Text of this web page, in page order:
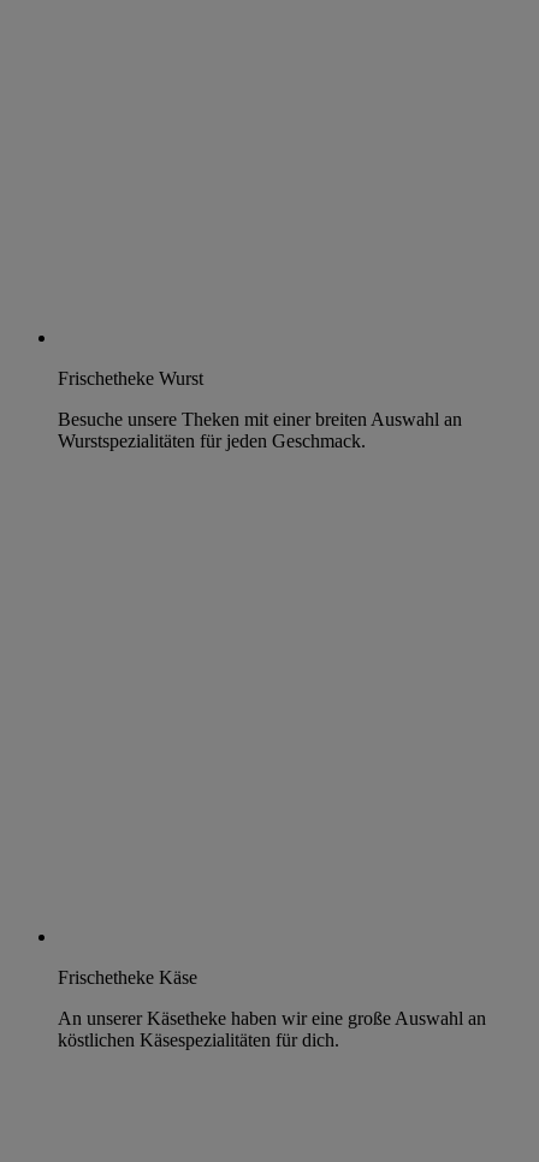
Frischetheke Wurst
Besuche unsere Theken mit einer breiten Auswahl an
Wurstspezialitäten für jeden Geschmack.
Frischetheke Käse
An unserer Käsetheke haben wir eine große Auswahl an
köstlichen Käsespezialitäten für dich.